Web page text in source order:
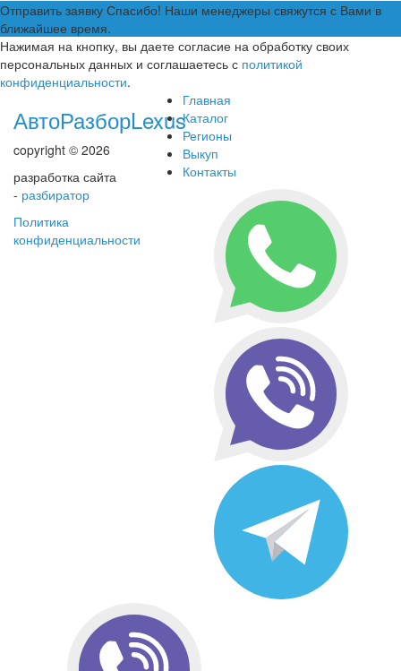
Отправить заявку Спасибо! Наши менеджеры свяжутся с Вами в
ближайшее время.
Нажимая на кнопку, вы даете согласие на обработку своих
персональных данных и соглашаетесь с политикой
конфиденциальности.
АвтоРазборLexus
copyright © 2026
разработка сайта
- разбиратор
Политика
конфиденциальности
Главная
Каталог
Регионы
Выкуп
Контакты